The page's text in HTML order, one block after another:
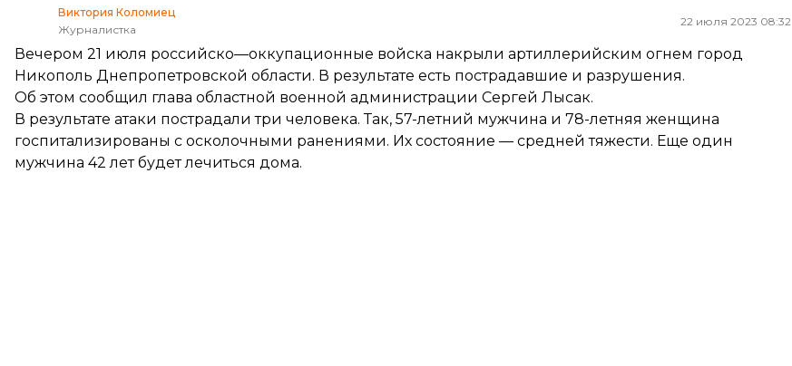
Виктория Коломиец
Журналистка
22 июля 2023 08:32
Вечером 21 июля российско—оккупационные войска накрыли артиллерийским огнем город
Никополь Днепропетровской области. В результате есть пострадавшие и разрушения.
Об этом сообщил глава областной военной администрации Сергей Лысак.
В результате атаки пострадали три человека. Так, 57-летний мужчина и 78-летняя женщина
госпитализированы с осколочными ранениями. Их состояние — средней тяжести. Еще один
мужчина 42 лет будет лечиться дома.